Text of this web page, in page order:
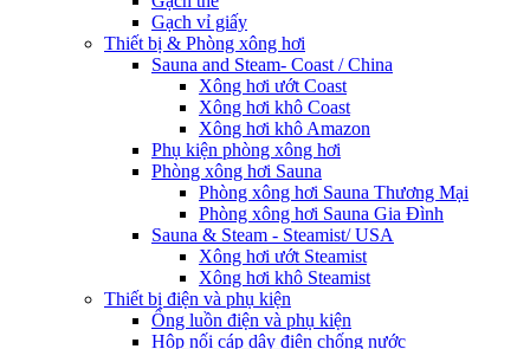
Gạch vỉ giấy
Thiết bị & Phòng xông hơi
Sauna and Steam- Coast / China
Xông hơi ướt Coast
Xông hơi khô Coast
Xông hơi khô Amazon
Phụ kiện phòng xông hơi
Phòng xông hơi Sauna
Phòng xông hơi Sauna Thương Mại
Phòng xông hơi Sauna Gia Đình
Sauna & Steam - Steamist/ USA
Xông hơi ướt Steamist
Xông hơi khô Steamist
Thiết bị điện và phụ kiện
Ống luồn điện và phụ kiện
Hộp nối cáp dây điện chống nước